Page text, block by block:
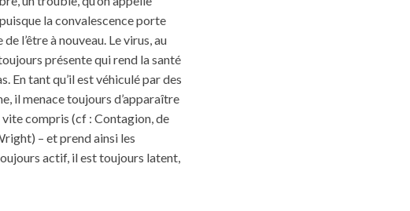
la convalescence porte
l’être à nouveau. Le virus, au
présente qui rend la santé
En tant qu’il est véhiculé par des
il menace toujours d’apparaître
compris (cf : Contagion, de
– et prend ainsi les
actif, il est toujours latent,